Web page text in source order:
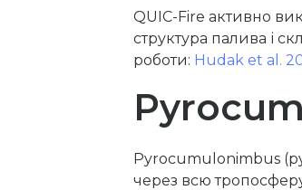
QUIC-Fire активно
структура палива і
роботи: Hudak et al.
Pyrocumulonimbus
через всю